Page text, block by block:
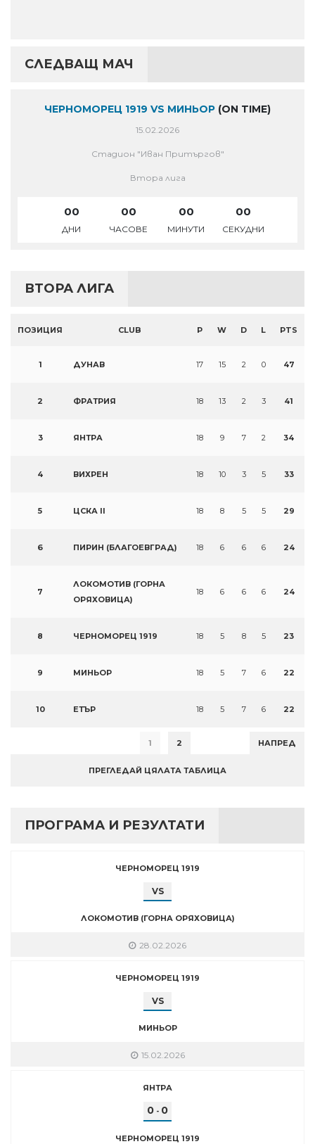
СЛЕДВАЩ МАЧ
ЧЕРНОМОРЕЦ 1919 VS МИНЬОР (ON TIME)
15.02.2026
Стадион "Иван Притъргов"
Втора лига
00
ДНИ
00
ЧАСОВЕ
00
МИНУТИ
00
СЕКУДНИ
ВТОРА ЛИГА
ПОЗИЦИЯ CLUB P W D L PTS
1 ДУНАВ 17 15 2 0 47
2 ФРАТРИЯ 18 13 2 3 41
3 ЯНТРА 18 9 7 2 34
4 ВИХРЕН 18 10 3 5 33
5 ЦСКА II 18 8 5 5 29
6 ПИРИН (БЛАГОЕВГРАД) 18 6 6 6 24
7
ЛОКОМОТИВ (ГОРНА
ОРЯХОВИЦА)
18 6 6 6 24
8 ЧЕРНОМОРЕЦ 1919 18 5 8 5 23
9 МИНЬОР 18 5 7 6 22
10 ЕТЪР 18 5 7 6 22
1 2 НАПРЕД
ПРЕГЛЕДАЙ ЦЯЛАТА ТАБЛИЦА
ПРОГРАМА И РЕЗУЛТАТИ
ЧЕРНОМОРЕЦ 1919
VS
ЛОКОМОТИВ (ГОРНА ОРЯХОВИЦА)
28.02.2026
ЧЕРНОМОРЕЦ 1919
VS
МИНЬОР
15.02.2026
ЯНТРА
0 - 0
ЧЕРНОМОРЕЦ 1919